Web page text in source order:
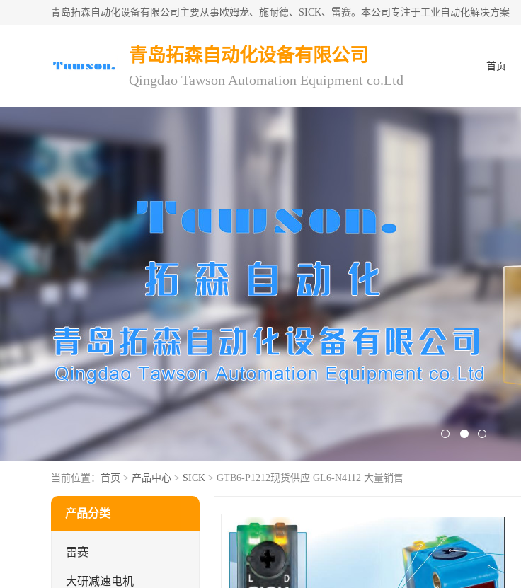
青岛拓森自动化设备有限公司主要从事欧姆龙、施耐德、SICK、雷赛。本公司专注于工业自动化解决方案
青岛拓森自动化设备有限公司
Qingdao Tawson Automation Equipment co.Ltd
首页
当前位置： 首页 > 产品中心 > SICK > GTB6-P1212现货供应 GL6-N4112 大量销售
产品分类
雷赛
大研减速电机